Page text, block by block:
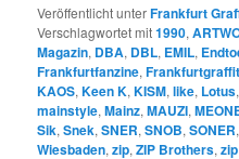
Veröffentlicht unterFrankfurt
Verschlagwortet mit1990,
Magazin, DBA, DBL, EMIL,
Frankfurtfanzine,
KAOS,Keen K,KISM,like, Lotus
mainstyle,Mainz,MAUZI,
Sik,Snek,SNER,SNOB,SONER
Wiesbaden,zip,ZIP Brothers,